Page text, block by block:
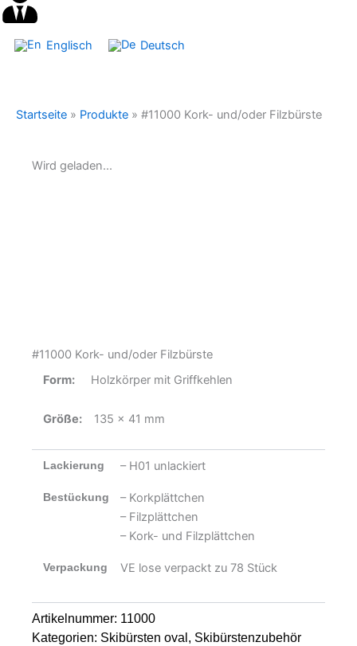
Englisch Deutsch
Startseite » Produkte » #11000 Kork- und/oder Filzbürste
Wird geladen...
#11000 Kork- und/oder Filzbürste
Form: Holzkörper mit Griffkehlen
Größe: 135 x 41 mm
Lackierung – H01 unlackiert
Bestückung
– Korkplättchen
– Filzplättchen
– Kork- und Filzplättchen
Verpackung VE lose verpackt zu 78 Stück
Artikelnummer: 11000
Kategorien: Skibürsten oval , Skibürstenzubehör